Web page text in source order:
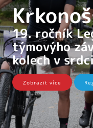
19. ročník
týmovýho
kolech v
Zobrazit více